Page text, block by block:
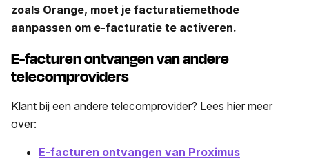
zoals Orange, moet je facturatiemethode
aanpassen om e-facturatie te activeren.
E-facturen ontvangen van andere
telecomproviders
Klant bij een andere telecomprovider? Lees hier meer
over:
E-facturen ontvangen van Proximus